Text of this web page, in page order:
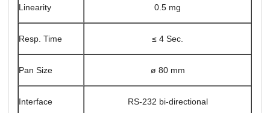
Linearity 0.5 mg
Resp. Time ≤ 4 Sec.
Pan Size ø 80 mm
Interface RS-232 bi-directional